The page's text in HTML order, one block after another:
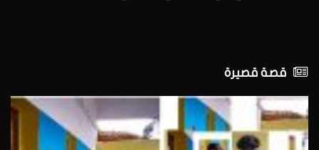
قصة قصيرة